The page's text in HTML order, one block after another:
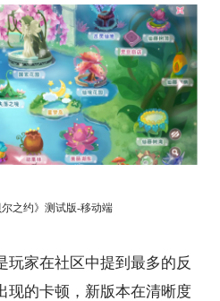
尔之约》测试版-移动端
玩家在社区中提到最多的反
现的卡顿，新版本在清晰度